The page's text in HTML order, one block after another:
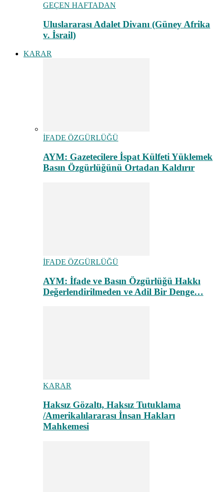
GEÇEN HAFTADAN
Uluslararası Adalet Divanı (Güney Afrika
v. İsrail)
KARAR
İFADE ÖZGÜRLÜĞÜ
AYM: Gazetecilere İspat Külfeti Yüklemek
Basın Özgürlüğünü Ortadan Kaldırır
İFADE ÖZGÜRLÜĞÜ
AYM: İfade ve Basın Özgürlüğü Hakkı
Değerlendirilmeden ve Adil Bir Denge…
KARAR
Haksız Gözaltı, Haksız Tutuklama
/Amerikalılararası İnsan Hakları
Mahkemesi